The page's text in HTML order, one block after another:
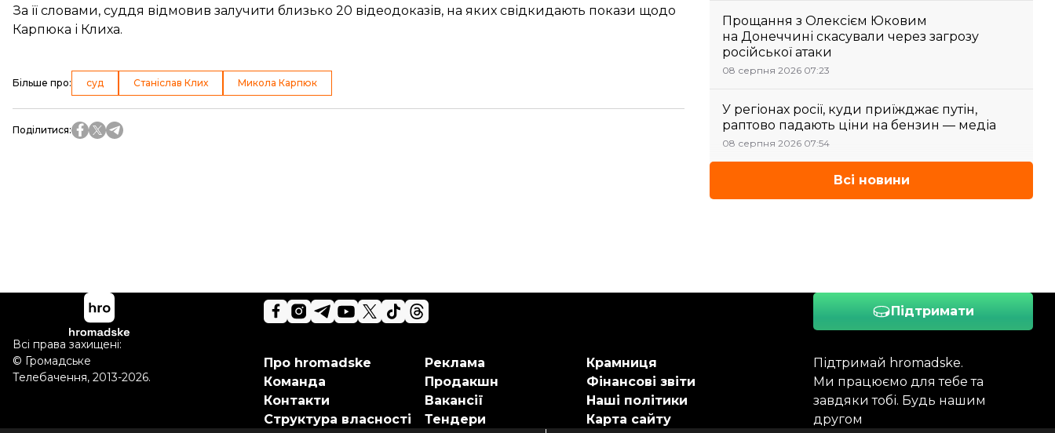
За її словами, суддя відмовив залучити близько 20 відеодоказів, на яких свідкидають покази щодо
Карпюка і Клиха.
Більше про: суд Станіслав Клих Микола Карпюк
Поділитися:
Прощання з Олексієм Юковим
на Донеччині скасували через загрозу
російської атаки
08 серпня 2026 07:23
У регіонах росії, куди приїжджає путін,
раптово падають ціни на бензин — медіа
08 серпня 2026 07:54
Всі новини
Підтримати
Підтримай hromadske.
Ми працюємо для тебе та
завдяки тобі. Будь нашим
другом
Про hromadske
Команда
Контакти
Структура власності
Реклама
Продакшн
Вакансії
Тендери
Крамниця
Фінансові звіти
Наші політики
Карта сайту
Всі права захищені:
© Громадське
Телебачення, 2013-2026.